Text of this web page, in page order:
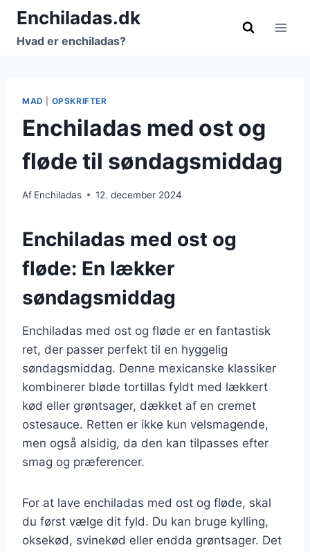
Fortsæt
indhold
Enchiladas.dk
Hvad er enchiladas?
MAD OPSKRIFTER
Enchiladas med ost og
fløde til søndagsmiddag
Af Enchiladas 12. december 2024
Enchiladas med ost og
fløde: En lækker
søndagsmiddag
Enchiladas med ost og fløde er en fantastisk
ret, der passer perfekt til en hyggelig
søndagsmiddag. Denne mexicanske klassiker
kombinerer bløde tortillas fyldt med lækkert
kød eller grøntsager, dækket af en cremet
ostesauce. Retten er ikke kun velsmagende,
men også alsidig, da den kan tilpasses efter
smag og præferencer.
For at lave enchiladas med ost og fløde, skal
du først vælge dit fyld. Du kan bruge kylling,
oksekød, svinekød eller endda grøntsager. Det